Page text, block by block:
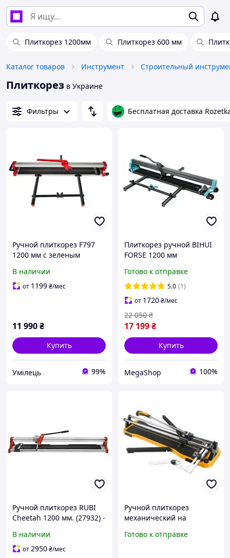
Плиткорез 1200мм Плиткорез 600 мм
Каталог товаров Инструмент Строительный
Плиткорез в Украине
Фильтры Бесплатная доставка
Ручной плиткорез F797
1200 мм с зеленым
В наличии
от 1199₴/мес
11 990₴
Купить
Умілець 99%
Плиткорез ручной BIHUI
FORSE 1200 мм
усиленный, геркулес.
Готово к отправке
5.0 (1)
от 1720₴/мес
17 199₴
22 050 ₴
Купить
MegaShop 100%
Ручной плиткорез RUBI
Cheetah 1200 мм. (27932) -
твердых материалов
В наличии
от2950₴/мес
Ручной плиткорез
механический на
до 12 мм длина реза 600
Готово к отправке